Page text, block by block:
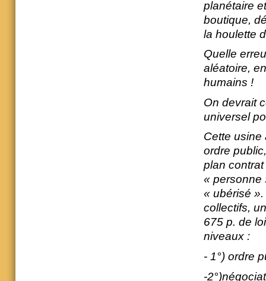
planétaire
boutique,
la houlette
Quelle
aléatoire,
humains !
On devrait
universel
Cette usine
ordre
plan
« personne
« ubérisé
collectifs,
675 p. de
niveaux :
- 1°) ordre
-